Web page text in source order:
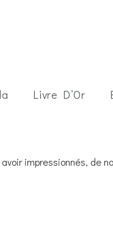
Livre D’Or
impressionnés, de